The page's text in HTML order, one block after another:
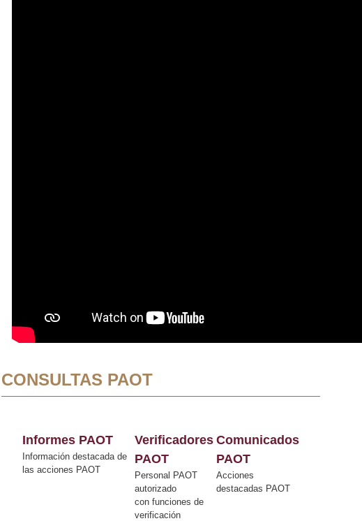
CONSULTAS PAOT
Informes PAOT
Información destacada de
las acciones PAOT
Verificadores
PAOT
Personal PAOT
autorizado
con funciones de
verificación
Comunicados
PAOT
Acciones
destacadas PAOT